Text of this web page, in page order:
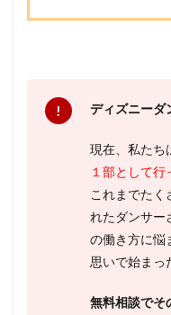
ディズニーダ
現在、私たち
１部として行
これまでたく
れたダンサー
の働き方に悩
思いで始まっ
無料相談でそ